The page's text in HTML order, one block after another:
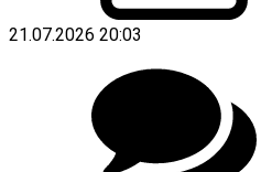
21.07.2026 20:03